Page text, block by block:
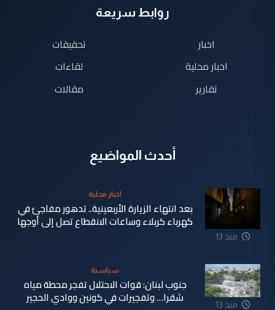
روابط سريعة
اخبار
اخبار محلية
تقارير
تحقيقات
لقاءات
مقالات
أحدث المواضيع
منذ 13
اخبار محلية
بعد انتهاء الزيارة الأربعينية.. تدهور مفاجئ في
كهرباء كربلاء وساعات الانقطاع تصل إلى أوجها
منذ 13
سياسية
جنوب لبنان: قوات الاحتلال تفجر محطة مياه
شقرا… وتفجيرات في كونين ووادي الحجير